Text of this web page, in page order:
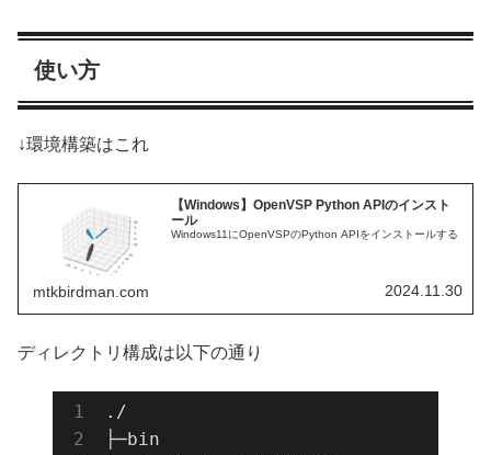
使い方
↓環境構築はこれ
【Windows】OpenVSP Python APIのインスト
ール
Windows11にOpenVSPのPython APIをインストールする
mtkbirdman.com 2024.11.30
ディレクトリ構成は以下の通り
./
├─bin